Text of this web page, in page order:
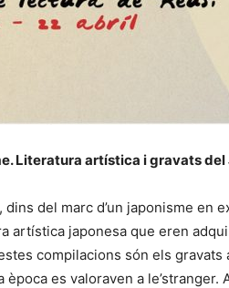
Literatura artística i gravats del
dins del marc d’un japonisme en
artística japonesa que eren
compilacions són els
època es valoraven a le’stranger.